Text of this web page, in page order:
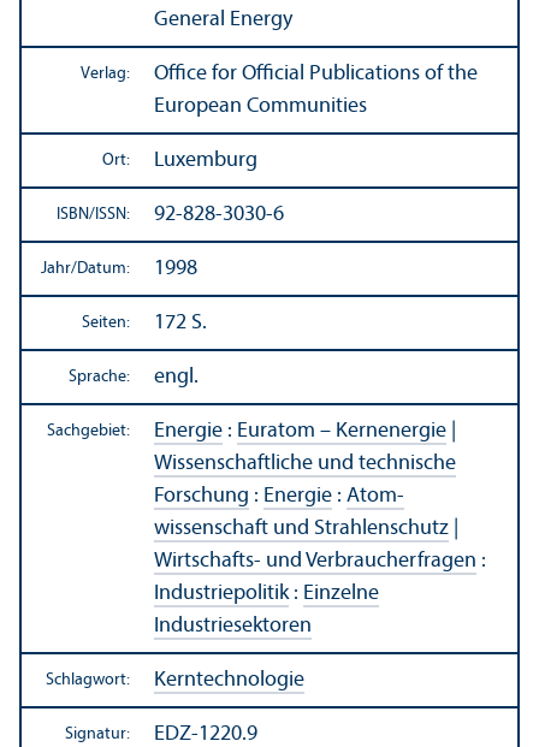
General Energy
Verlag:
Office for Official Publications of the
European Communities
Ort: Luxemburg
ISBN/ ISSN: 92-828-3030-6
Jahr/Datum: 1998
Seiten: 172 S.
Sprache: engl.
Sachgebiet: Energie : Euratom – Kernenergie
Wissenschaft­liche und technische
Forschung : Energie : Atom­
wissenschaft und Strahlenschutz
Wirtschafts- und Verbraucherfragen :
Industriepolitik: Einzelne
Industriesektoren
Schlagwort: Kern­technologie
Signatur: EDZ-1220.9